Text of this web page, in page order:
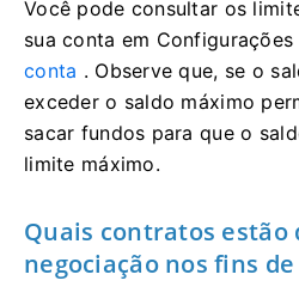
Você pode consultar os
sua conta em Configurações
conta . Observe que, se o
exceder o saldo máximo
sacar fundos para que o
limite máximo.
Quais contratos estão
negociação nos fins